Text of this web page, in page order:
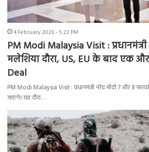
4 February 2026 - 5:23 PM
PM Modi Malaysia Visit :
मलेशिया दौरा, US, EU के बाद एक
Deal
PM Modi Malaysia Visit : प्रधानमंत्री नरेंद्र मोदी 7 और 8
जाएंगे। यह दौरा…